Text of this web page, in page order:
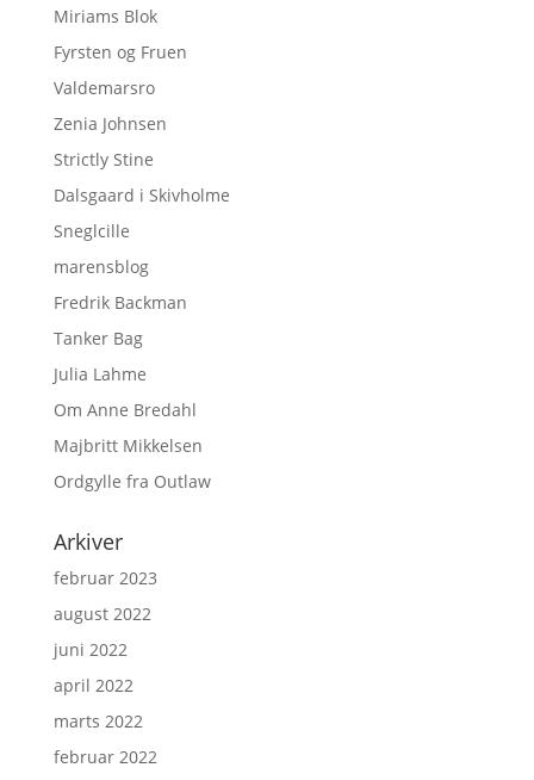
Miriams Blok
Fyrsten og Fruen
Valdemarsro
Zenia Johnsen
Strictly Stine
Dalsgaard i Skivholme
Sneglcille
marensblog
Fredrik Backman
Tanker Bag
Julia Lahme
Om Anne Bredahl
Majbritt Mikkelsen
Ordgylle fra Outlaw
Arkiver
februar 2023
august 2022
juni 2022
april 2022
marts 2022
februar 2022